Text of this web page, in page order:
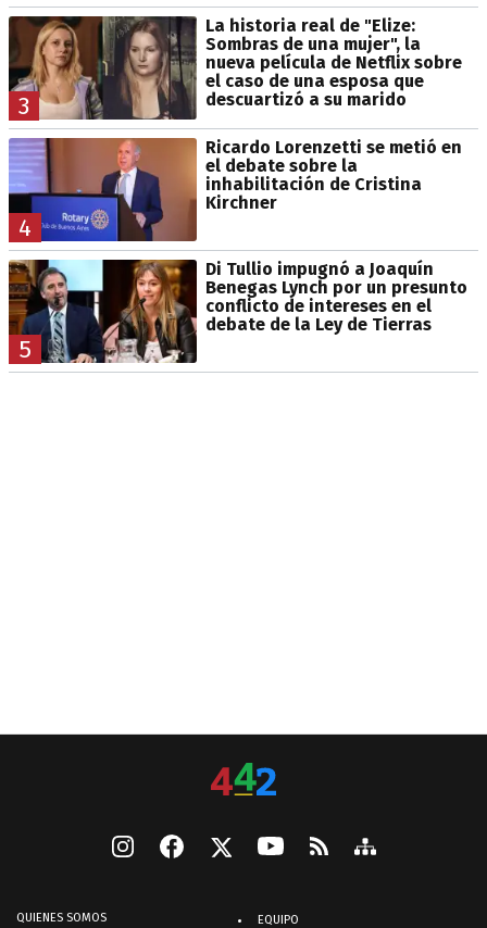
3
La historia real de "Elize:
Sombras de una mujer", la
nueva película de Netflix sobre
el caso de una esposa que
descuartizó a su marido
4
Ricardo Lorenzetti se metió en
el debate sobre la
inhabilitación de Cristina
Kirchner
5
Di Tullio impugnó a Joaquín
Benegas Lynch por un presunto
conflicto de intereses en el
debate de la Ley de Tierras
QUIENES SOMOS EQUIPO